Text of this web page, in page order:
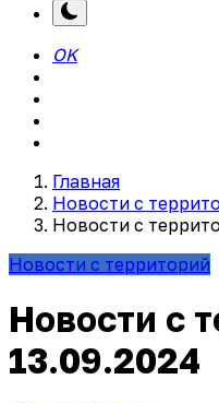
OK
Главная
Новости с
Новости с
Новости с территорий
Новости с
13.09.2024